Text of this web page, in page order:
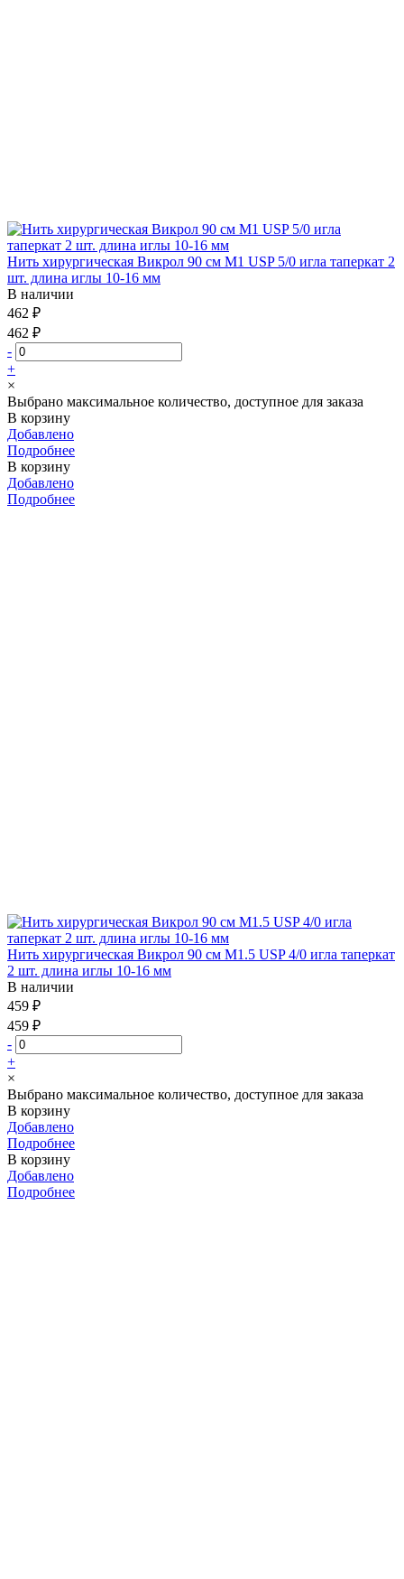
Нить хирургическая Викрол 90 см М1 USP 5/0 игла таперкат 2
шт. длина иглы 10-16 мм
В наличии
462 ₽
462 ₽
-
+
×
Выбрано максимальное количество, доступное для заказа
В корзину
Добавлено
Подробнее
В корзину
Добавлено
Подробнее
Нить хирургическая Викрол 90 см М1.5 USP 4/0 игла таперкат
2 шт. длина иглы 10-16 мм
В наличии
459 ₽
459 ₽
-
+
×
Выбрано максимальное количество, доступное для заказа
В корзину
Добавлено
Подробнее
В корзину
Добавлено
Подробнее